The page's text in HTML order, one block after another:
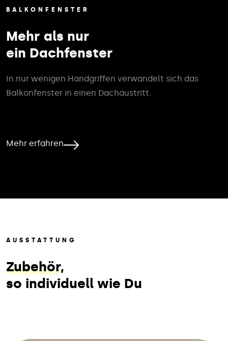
BALKONFENSTER
Mehr als nur
ein Dachfenster
In nur wenigen Handgriffen verwandelt sich das
Balkonfenster in einen Dachaustritt.
Mehr erfahren
AUSSTATTUNG
Zubehör,
so individuell wie Du